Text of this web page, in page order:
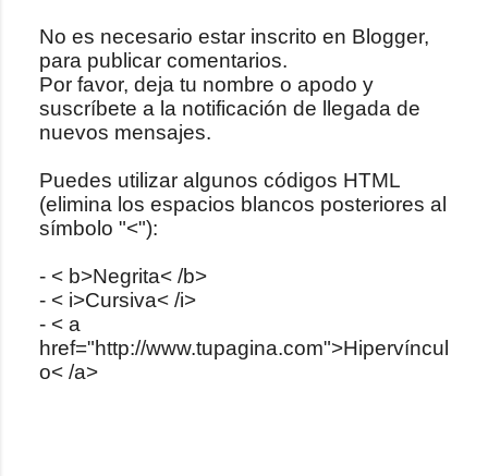
P
u
b
l
c
a
r
n
c
o
m
e
No es necesario estar inscrito en Blogger,
para publicar comentarios.
Por favor, deja tu nombre o apodo y
suscríbete a la notificación de llegada de
nuevos mensajes.
Puedes utilizar algunos códigos HTML
(elimina los espacios blancos posteriores al
símbolo "<"):
- < b>Negrita< /b>
- < i>Cursiva< /i>
- < a
href="http://www.tupagina.com">Hipervíncul
o< /a>